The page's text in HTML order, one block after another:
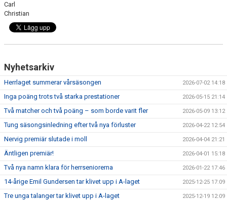
Carl
Christian
Nyhetsarkiv
Herrlaget summerar vårsäsongen 2026-07-02 14:18
Inga poäng trots två starka prestationer 2026-05-15 21:14
Två matcher och två poäng – som borde varit fler 2026-05-09 13:12
Tung säsongsinledning efter två nya förluster 2026-04-22 12:54
Nervig premiär slutade i moll 2026-04-04 21:21
Äntligen premiär! 2026-04-01 15:18
Två nya namn klara för herrseniorerna 2026-01-22 17:46
14-årige Emil Gundersen tar klivet upp i A-laget 2025-12-25 17:09
Tre unga talanger tar klivet upp i A-laget 2025-12-19 12:09